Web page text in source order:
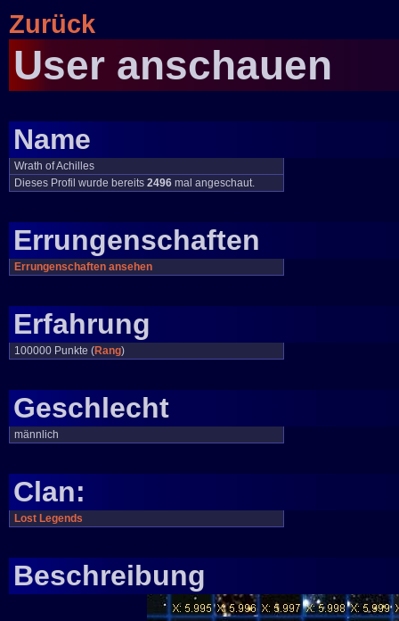
Zurück
User anschauen
Name
Wrath of Achilles
Dieses Profil wurde bereits 2496 mal angeschaut.
Errungenschaften
Errungenschaften ansehen
Erfahrung
100000 Punkte (Rang)
Geschlecht
männlich
Clan:
Lost Legends
Beschreibung